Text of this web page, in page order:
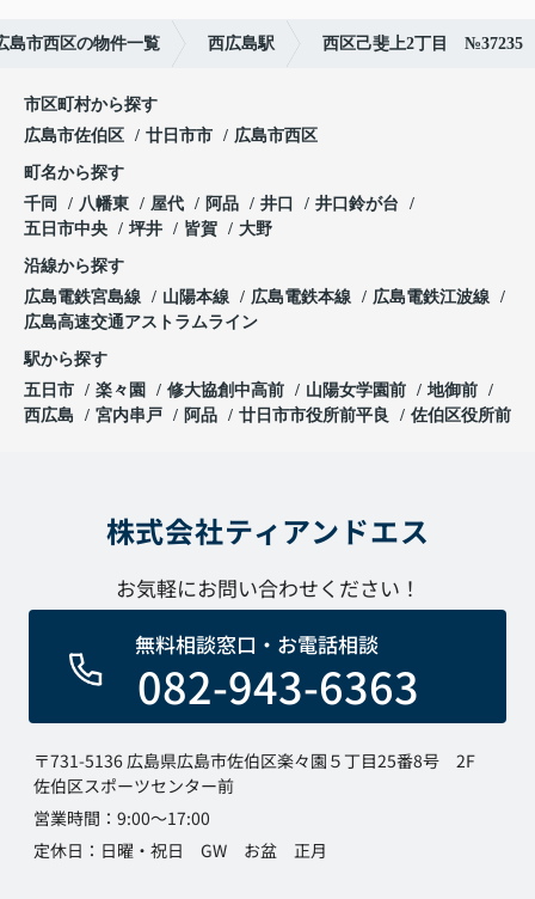
島市西区の物件一覧 西広島駅 西区己斐上2丁目 №37235
市区町村から探す
広島市佐伯区
廿日市市 広島市西区
町名から探す
千同
八幡東 屋代 阿品 井口
井口鈴が台
五日市中央
坪井 皆賀 大野
沿線から探す
広島電鉄宮島線
山陽本線 広島電鉄本線
広島電鉄江波線
広島高速交通アストラムライン
駅から探す
五日市
楽々園 修大協創中高前 山陽女学園前
地御前
西広島
宮内串戸 阿品 廿日市市役所前平良 佐伯区役所前
株式会社ティアンドエス
お気軽にお問い合わせください！
無料相談窓口・お電話相談
082-943-6363
〒731-5136 広島県広島市佐伯区楽々園５丁目25番8号 2F
佐伯区スポーツセンター前
営業時間：9:00～17:00
定休日：日曜・祝日 GW お盆 正月